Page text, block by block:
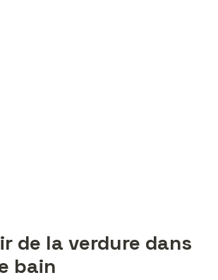
de la verdure dans
bain